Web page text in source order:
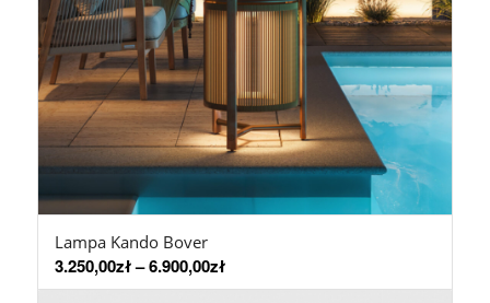
Lampa Kando Bover
3.250,00zł–6.900,00zł